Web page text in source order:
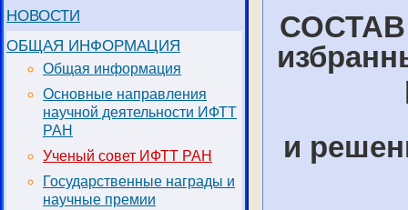
НОВОСТИ
ОБЩАЯ ИНФОРМАЦИЯ
Общая информация
Основные направления
научной деятельности ИФТТ
РАН
Ученый совет ИФТТ РАН
Государственные награды и
научные премии
и